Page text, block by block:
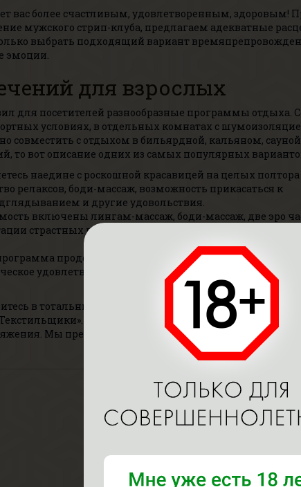
вас более счастливым, удовлетворенным, здоровым!
мужского стрип-клуба, предлагаем адекватные
выбрать подходящий вариант
эмоции.
для взрослых
для посетителей разнообразные программы отдыха.
условиях, в отдельных комнатах с
совместить с отдыхом в бильярдной, кальяном,
то вот описание одних из самых популярных
наедине с роскошной красавицей на целых полтора
релаксов, боди-массаж, возможность прикасаться к
и другие удовольствия.
включены лингам-массаж, боди-массаж, две эро
страстных поз и многое другое. Длительность сеанса
продолжительностью полчаса, которая подарит
удовлетворение. Опция доступна с понедельника
в тотальный релакс и чувственное блаженство в
Всем нам нужно отдыхать от суеты и
Мы предоставляем своим гостям такую